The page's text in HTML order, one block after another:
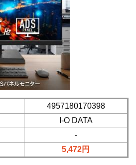
4957180170398
I-O DATA
-
5,472円